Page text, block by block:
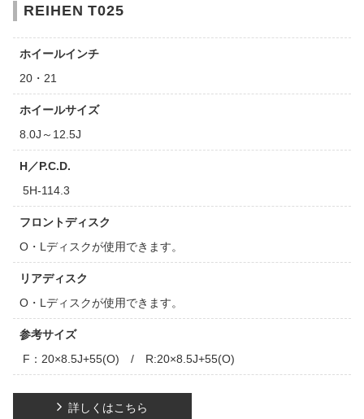
REIHEN T025
ホイールインチ
20・21
ホイールサイズ
8.0J～12.5J
H／P.C.D.
5H-114.3
フロントディスク
O・Lディスクが使用できます。
リアディスク
O・Lディスクが使用できます。
参考サイズ
F：20×8.5J+55(O) / R:20×8.5J+55(O)
詳しくはこちら